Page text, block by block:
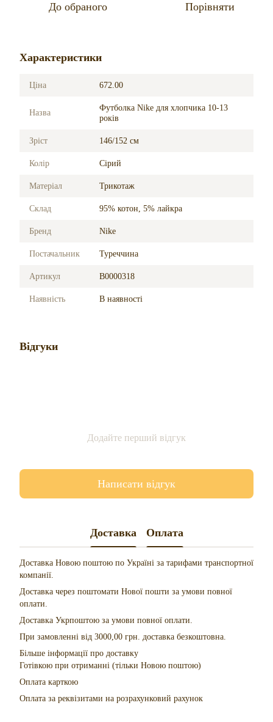
До обраного Порівняти
Характеристики
Ціна 672.00
Назва
Футболка Nike для хлопчика 10-13
років
Зріст 146/152 см
Колір Сірий
Матеріал Трикотаж
Склад 95% котон, 5% лайкра
Бренд Nike
Постачальник Туреччина
Артикул B0000318
Наявність В наявності
Відгуки
Додайте перший відгук
Написати відгук
Доставка Оплата
Доставка Новою поштою по Україні за тарифами транспортної
компанії.
Доставка через поштомати Нової пошти за умови повної
оплати.
Доставка Укрпоштою за умови повної оплати.
При замовленні від 3000,00 грн. доставка безкоштовна.
Більше інформації про доставку
Готівкою при отриманні (тільки Новою поштою)
Оплата карткою
Оплата за реквізитами на розрахунковий рахунок